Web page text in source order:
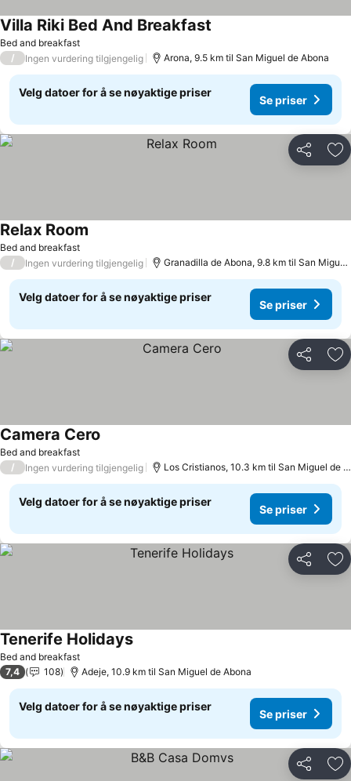
Bed and breakfast
Villa Riki Bed And Breakfast
/ Ingen vurdering tilgjengelig Arona, 9.5 km til San Miguel de Abona
Velg datoer for å se nøyaktige priser
Se priser
Del
Bed and breakfast
Relax Room
/ Ingen vurdering tilgjengelig Granadilla de Abona, 9.8 km til San Miguel de Abona
Velg datoer for å se nøyaktige priser
Se priser
Del
Bed and breakfast
Camera Cero
/ Ingen vurdering tilgjengelig Los Cristianos, 10.3 km til San Miguel de Abona
Velg datoer for å se nøyaktige priser
Se priser
Del
Bed and breakfast
Tenerife Holidays
7,4 108 Adeje, 10.9 km til San Miguel de Abona
Velg datoer for å se nøyaktige priser
Se priser
Del